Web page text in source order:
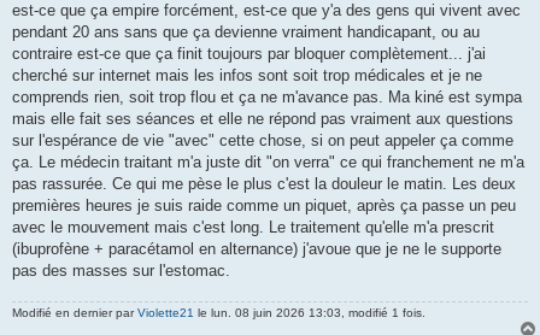
est-ce que ça empire forcément, est-ce que y'a des gens qui vivent avec
pendant 20 ans sans que ça devienne vraiment handicapant, ou au
contraire est-ce que ça finit toujours par bloquer complètement... j'ai
cherché sur internet mais les infos sont soit trop médicales et je ne
comprends rien, soit trop flou et ça ne m'avance pas. Ma kiné est sympa
mais elle fait ses séances et elle ne répond pas vraiment aux questions
sur l'espérance de vie "avec" cette chose, si on peut appeler ça comme
ça. Le médecin traitant m'a juste dit "on verra" ce qui franchement ne m'a
pas rassurée. Ce qui me pèse le plus c'est la douleur le matin. Les deux
premières heures je suis raide comme un piquet, après ça passe un peu
avec le mouvement mais c'est long. Le traitement qu'elle m'a prescrit
(ibuprofène + paracétamol en alternance) j'avoue que je ne le supporte
pas des masses sur l'estomac.
Modifié en dernier parViolette21 le lun. 08 juin 2026 13:03, modifié 1 fois.